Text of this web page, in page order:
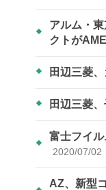
アルム・
クトが
田辺三菱
田辺三菱
富士フイ
2020/07/02
AZ、新型